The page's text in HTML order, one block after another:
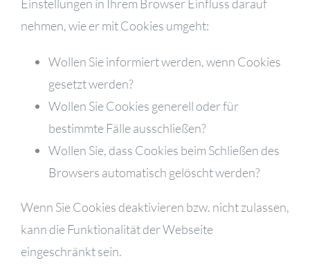
Einstellungen in Ihrem Browser Einfluss darauf
nehmen, wie er mit Cookies umgeht:
Wollen Sie informiert werden, wenn Cookies
gesetzt werden?
Wollen Sie Cookies generell oder für
bestimmte Fälle ausschließen?
Wollen Sie, dass Cookies beim Schließen des
Browsers automatisch gelöscht werden?
Wenn Sie Cookies deaktivieren bzw. nicht zulassen,
kann die Funktionalität der Webseite
eingeschränkt sein.